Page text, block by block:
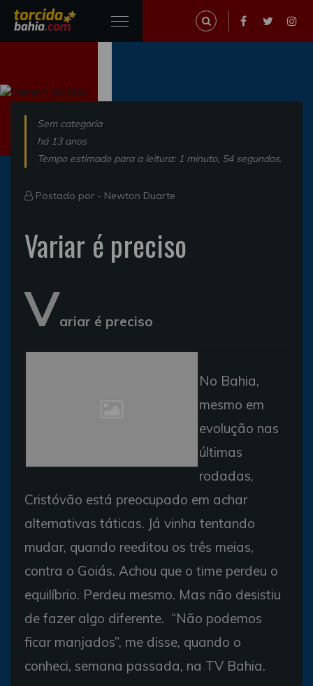
Sem categoria
há 13 anos
Tempo estimado para a leitura: 1 minuto, 54 segundos.
Postado por - Newton Duarte
Variar é preciso
Variar é preciso
No Bahia,
mesmo em
evolução nas
últimas
rodadas,
Cristóvão está preocupado em achar
alternativas táticas. Já vinha tentando
mudar, quando reeditou os três meias,
contra o Goiás. Achou que o time perdeu o
equilíbrio. Perdeu mesmo. Mas não desistiu
de fazer algo diferente. “Não podemos
ficar manjados”, me disse, quando o
conheci, semana passada, na TV Bahia.